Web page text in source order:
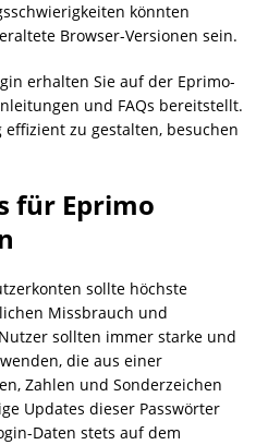
könnten
Browser-Versionen sein.
erhalten Sie auf der Eprimo-
und FAQs bereitstellt.
zu gestalten, besuchen
für Eprimo
sollte höchste
Missbrauch und
sollten immer starke und
die aus einer
Zahlen und Sonderzeichen
Updates dieser Passwörter
Daten stets auf dem